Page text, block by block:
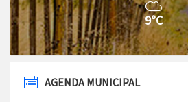
9°C
AGENDA MUNICIPAL